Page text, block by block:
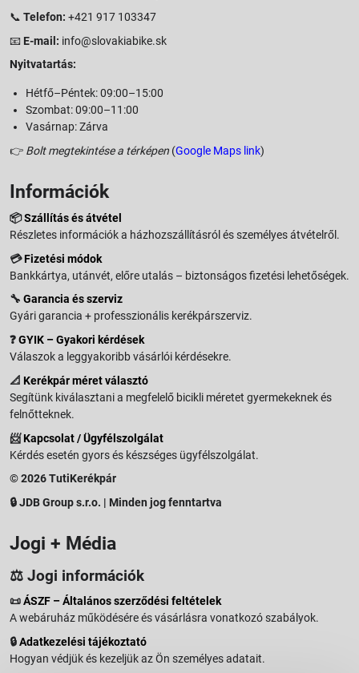
📞 Telefon: +421 917 103347
📧 E-mail: info@slovakiabike.sk
Nyitvatartás:
Hétfő–Péntek: 09:00–15:00
Szombat: 09:00–11:00
Vasárnap: Zárva
👉 Bolt megtekintése a térképen (Google Maps link)
Információk
📦Szállítás és átvétel
Részletes információk a házhozszállításról és személyes átvételről.
💳Fizetési módok
Bankkártya, utánvét, előre utalás – biztonságos fizetési lehetőségek.
🔧 Garancia és szerviz
Gyári garancia + professzionális kerékpárszerviz.
❓GYIK – Gyakori kérdések
Válaszok a leggyakoribb vásárlói kérdésekre.
📐 Kerékpár méret választó
Segítünk kiválasztani a megfelelő bicikli méretet gyermekeknek és
felnőtteknek.
📨Kapcsolat / Ügyfélszolgálat
Kérdés esetén gyors és készséges ügyfélszolgálat.
© 2026 TutiKerékpár
🔒 JDB Group s.r.o. | Minden jog fenntartva
Jogi + Média
⚖️ Jogi információk
📜ÁSZF – Általános szerződési feltételek
A webáruház működésére és vásárlásra vonatkozó szabályok.
🔒Adatkezelési tájékoztató
Hogyan védjük és kezeljük az Ön személyes adatait.